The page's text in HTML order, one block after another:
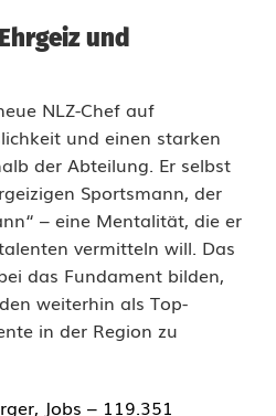
und
NLZ-Chef auf
und einen starken
der Abteilung. Er selbst
Sportsmann, der
– eine Mentalität, die er
vermitteln will. Das
das Fundament bilden,
weiterhin als Top-
in der Region zu